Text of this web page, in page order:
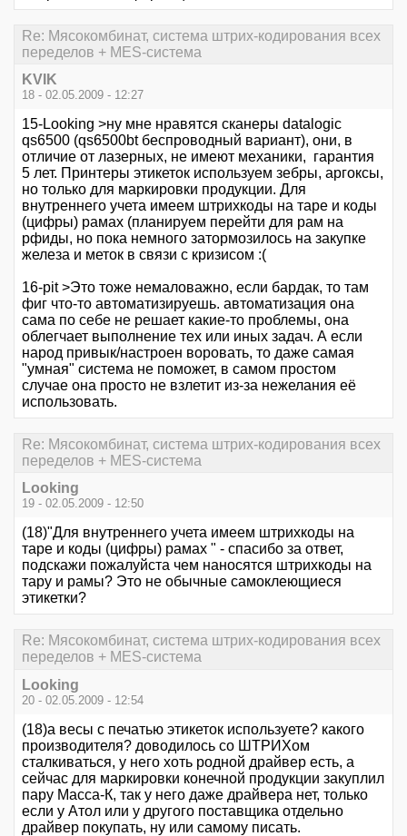
Re: Мясокомбинат, система штрих-кодирования всех
переделов + MES-система
KVIK
18 - 02.05.2009 - 12:27
15-Looking >ну мне нравятся сканеры datalogic
qs6500 (qs6500bt беспроводный вариант), они, в
отличие от лазерных, не имеют механики, гарантия
5 лет. Принтеры этикеток используем зебры, аргоксы,
но только для маркировки продукции. Для
внутреннего учета имеем штрихкоды на таре и коды
(цифры) рамах (планируем перейти для рам на
рфиды, но пока немного затормозилось на закупке
железа и меток в связи с кризисом :(
16-pit >Это тоже немаловажно, если бардак, то там
фиг что-то автоматизируешь. автоматизация она
сама по себе не решает какие-то проблемы, она
облегчает выполнение тех или иных задач. А если
народ привык/настроен воровать, то даже самая
"умная" система не поможет, в самом простом
случае она просто не взлетит из-за нежелания её
использовать.
Re: Мясокомбинат, система штрих-кодирования всех
переделов + MES-система
Looking
19 - 02.05.2009 - 12:50
(18)"Для внутреннего учета имеем штрихкоды на
таре и коды (цифры) рамах " - спасибо за ответ,
подскажи пожалуйста чем наносятся штрихкоды на
тару и рамы? Это не обычные самоклеющиеся
этикетки?
Re: Мясокомбинат, система штрих-кодирования всех
переделов + MES-система
Looking
20 - 02.05.2009 - 12:54
(18)а весы с печатью этикеток используете? какого
производителя? доводилось со ШТРИХом
сталкиваться, у него хоть родной драйвер есть, а
сейчас для маркировки конечной продукции закуплил
пару Масса-К, так у него даже драйвера нет, только
если у Атол или у другого поставщика отдельно
драйвер покупать, ну или самому писать.